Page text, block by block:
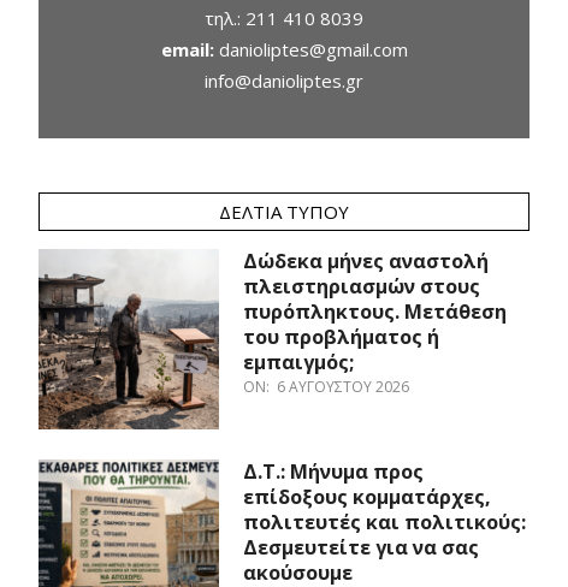
τηλ.: 211 410 8039
email: danioliptes@gmail.com
info@danioliptes.gr
ΔΕΛΤΊΑ ΤΎΠΟΥ
Δώδεκα μήνες αναστολή
πλειστηριασμών στους
πυρόπληκτους. Μετάθεση
του προβλήματος ή
εμπαιγμός;
ON: 6 ΑΥΓΟΎΣΤΟΥ 2026
Δ.Τ.: Μήνυμα προς
επίδοξους κομματάρχες,
πολιτευτές και πολιτικούς:
Δεσμευτείτε για να σας
ακούσουμε